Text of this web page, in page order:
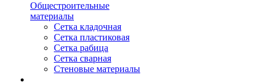
Общестроительные
материалы
Сетка кладочная
Сетка пластиковая
Сетка рабица
Сетка сварная
Стеновые материалы